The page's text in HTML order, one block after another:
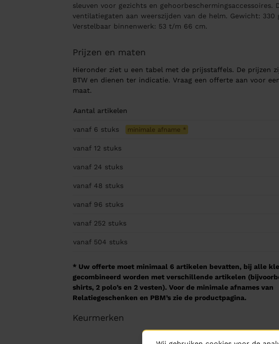
sleuven voor gezichts en gehoorbeschermingsaccessoires.
ventilatiegaten aan weerszijden van de helm. Gewicht: 330
Verstelbaar binnenwerk: 53 t/m 66 cm.
Prijzen en maten
Hieronder ziet u een tabel met de prijsstaffels. De prijzen
BTW en dienen ter indicatie. Vraag een offerte aan voor
maat.
Aantal artikelen
vanaf 6 stuks minimale afname *
vanaf 12 stuks
vanaf 24 stuks
vanaf 48 stuks
vanaf 96 stuks
vanaf 252 stuks
vanaf 504 stuks
* Uw offerte moet minimaal 6 artikelen bevatten, bij alle
gecombineerd worden met verschillende artikelen
shirts, 2 polo’s en 2 vesten). Voor de minimale afnames van
Relatiegeschenken en PBM’s zie de productpagina.
Keurmerken